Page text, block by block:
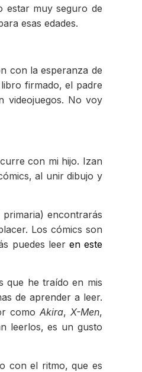
estar muy seguro de
esas edades.
con la esperanza de
firmado, el padre
videojuegos. No voy
con mi hijo. Izan
al unir dibujo y
encontrarás
Los cómics son
puedes leer en este
que he traído en mis
de aprender a leer.
como Akira, X-Men,
leerlos, es un gusto
con el ritmo, que es